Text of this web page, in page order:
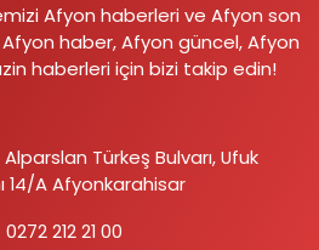
Afyon haberleri ve Afyon son
haber, Afyon güncel, Afyon
haberleri için bizi takip edin!
Türkeş Bulvarı, Ufuk
14/A Afyonkarahisar
0272 212 21 00